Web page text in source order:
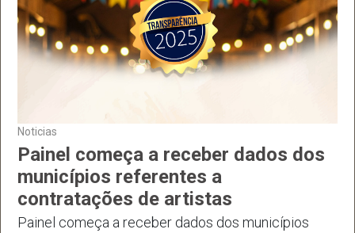
Noticias
Painel começa a receber dados dos
municípios referentes a
contratações de artistas
Painel começa a receber dados dos municípios